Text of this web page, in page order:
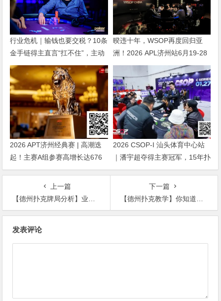
行业危机｜输钱也要交税？10条
金手链得主直言“扛不住”，主动
砍掉四分之三比赛
暌违十年，WSOP再度回归亚
洲！2026 APL济州站6月19-28
日盛大登场！
2026 APT济州经典赛 | 高潮迭
起！主赛A组参赛高增长达676
人次！中国选手 Tony Lin 逆袭
夺超级豪客赛冠军！
2026 CSOP-I 汕头体育中心站
｜潘宇超夺得主赛冠军，15年扑
克路，圆梦CSOP！
上一篇
【德州扑克牌局分析】业余牌手在职业牌手手里赢下近$30万底池！
下一篇
【德州扑克教学】你知道吗，顺子听牌最适合去诈唬！
发表评论